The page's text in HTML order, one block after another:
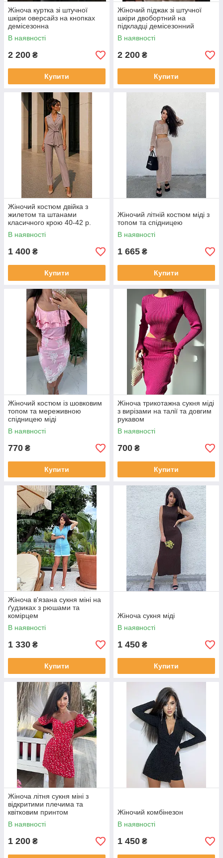
Жіноча куртка зі штучної
шкіри оверсайз на кнопках
демісезонна
В наявності
2 200 ₴
Купити
Жіночий піджак зі штучної
шкіри двобортний на
підкладці демісезонний
В наявності
2 200 ₴
Купити
Жіночий костюм двійка з
жилетом та штанами
класичного крою 40-42 р.
В наявності
1 400 ₴
Купити
Жіночий літній костюм міді з
топом та спідницею
В наявності
1 665 ₴
Купити
Жіночий костюм із шовковим
топом та мереживною
спідницею міді
В наявності
770 ₴
Купити
Жіноча трикотажна сукня міді
з вирізами на талії та довгим
рукавом
В наявності
700 ₴
Купити
Жіноча в'язана сукня міні на
ґудзиках з рюшами та
комірцем
В наявності
1 330 ₴
Купити
Жіноча сукня міді
В наявності
1 450 ₴
Купити
Жіноча літня сукня міні з
відкритими плечима та
квітковим принтом
В наявності
1 200 ₴
Жіночий комбінезон
В наявності
1 450 ₴